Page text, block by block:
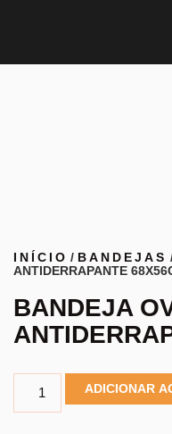
INÍCIO / BANDEJAS
ANTIDERRAPANTE
BANDEJA
ADICIONAR